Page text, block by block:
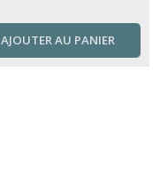
AJOUTER AU PANIER